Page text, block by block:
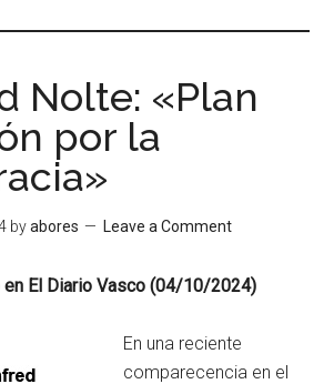
Nolte: «Plan
por la
byabores Leave a Comment
El Diario Vasco (04/10/2024)
En una reciente
comparecencia en el